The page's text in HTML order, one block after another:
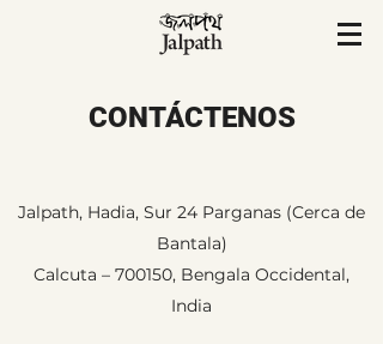
CONTÁCTENOS
Jalpath, Hadia, Sur 24 Parganas (Cerca de
Bantala)
Calcuta – 700150, Bengala Occidental,
India